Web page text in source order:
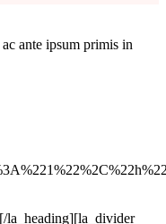
ante ipsum primis in
la_heading][la_divider